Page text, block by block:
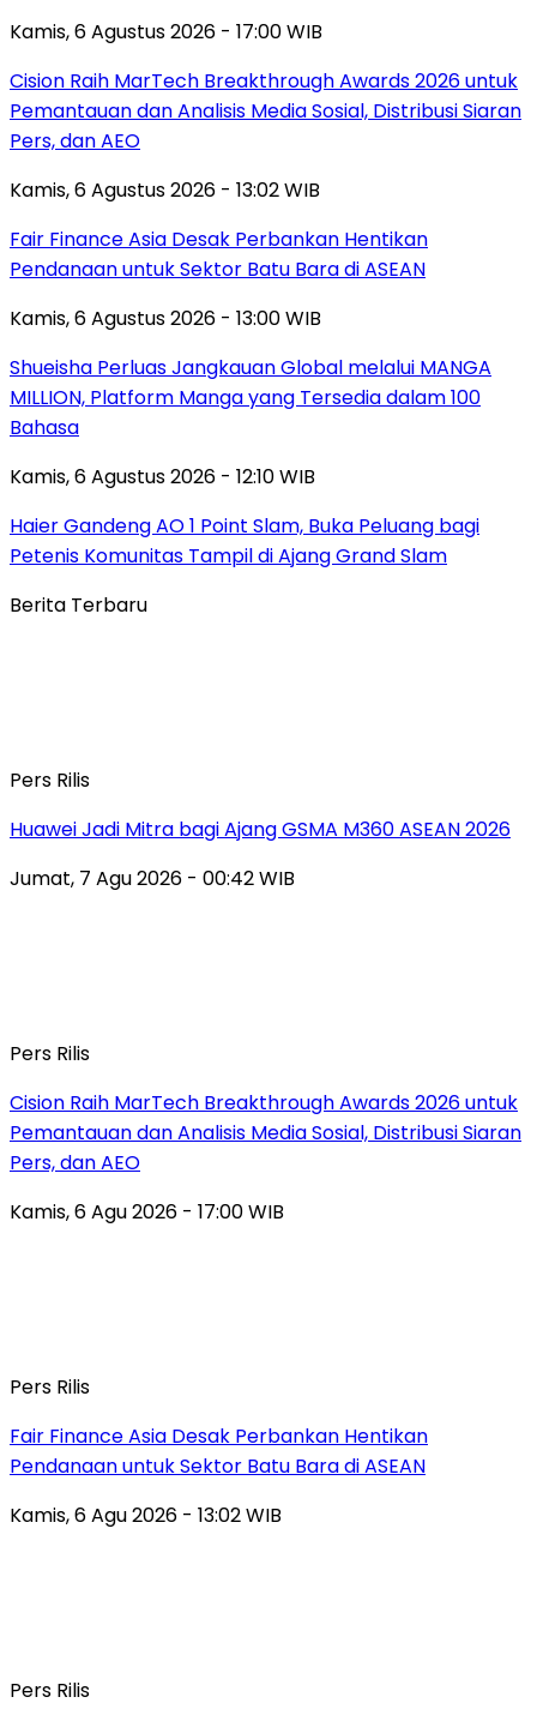
Kamis, 6 Agustus 2026 - 17:00 WIB
Cision Raih MarTech Breakthrough Awards 2026 untuk
Pemantauan dan Analisis Media Sosial, Distribusi Siaran
Pers, dan AEO
Kamis, 6 Agustus 2026 - 13:02 WIB
Fair Finance Asia Desak Perbankan Hentikan
Pendanaan untuk Sektor Batu Bara di ASEAN
Kamis, 6 Agustus 2026 - 13:00 WIB
Shueisha Perluas Jangkauan Global melalui MANGA
MILLION, Platform Manga yang Tersedia dalam 100
Bahasa
Kamis, 6 Agustus 2026 - 12:10 WIB
Haier Gandeng AO 1 Point Slam, Buka Peluang bagi
Petenis Komunitas Tampil di Ajang Grand Slam
Berita Terbaru
Pers Rilis
Huawei Jadi Mitra bagi Ajang GSMA M360 ASEAN 2026
Jumat, 7 Agu 2026 - 00:42 WIB
Pers Rilis
Cision Raih MarTech Breakthrough Awards 2026 untuk
Pemantauan dan Analisis Media Sosial, Distribusi Siaran
Pers, dan AEO
Kamis, 6 Agu 2026 - 17:00 WIB
Pers Rilis
Fair Finance Asia Desak Perbankan Hentikan
Pendanaan untuk Sektor Batu Bara di ASEAN
Kamis, 6 Agu 2026 - 13:02 WIB
Pers Rilis